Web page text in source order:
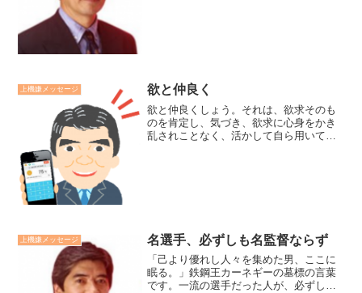
上機嫌メッセージ 欲と仲良く
欲と仲良くしょう。それは、欲求そのも
のを肯定し、気づき、欲求に心身をかき
乱されことなく、活かして自ら用いてこ
上機嫌メッセージ 名選手、必ずしも名監督ならず
「己より優れし人々を集めた男、ここに
眠る。」鉄鋼王カーネギーの墓標の言葉
です。一流の選手だった人が、必ずしも